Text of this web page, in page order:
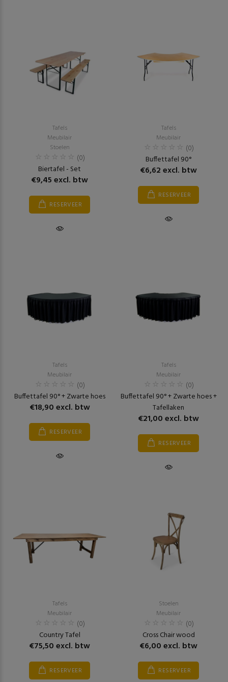
Tafels
Meubilair
Stoelen
(0)
Biertafel - Set
€9,45 excl. btw
RESERVEER
Tafels
Meubilair
(0)
Buffettafel 90°
€6,62 excl. btw
RESERVEER
Tafels
Meubilair
(0)
Buffettafel 90° + Zwarte hoes
€18,90 excl. btw
RESERVEER
Tafels
Meubilair
(0)
Buffettafel 90° + Zwarte hoes +
Tafellaken
€21,00 excl. btw
RESERVEER
Tafels
Meubilair
(0)
Country Tafel
€75,50 excl. btw
RESERVEER
Stoelen
Meubilair
(0)
Cross Chair wood
€6,00 excl. btw
RESERVEER